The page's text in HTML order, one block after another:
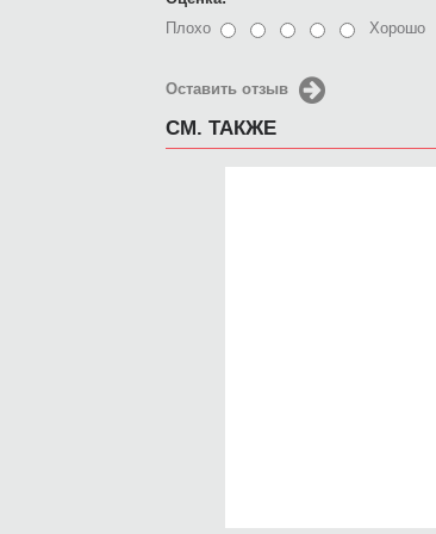
Плохо
Хорошо
Оставить отзыв
СМ. ТАКЖЕ